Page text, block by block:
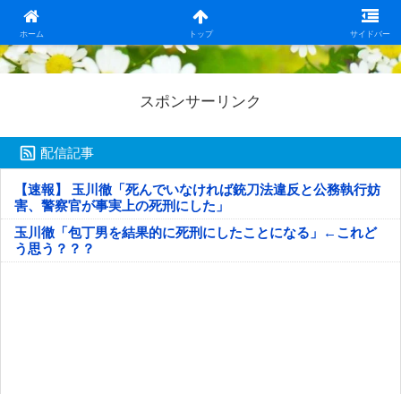
ホーム トップ サイドバー
日本第一！ニュース録
スポンサーリンク
配信記事
【速報】 玉川徹「死んでいなければ銃刀法違反と公務執行妨
害、警察官が事実上の死刑にした」
玉川徹「包丁男を結果的に死刑にしたことになる」←これど
う思う？？？